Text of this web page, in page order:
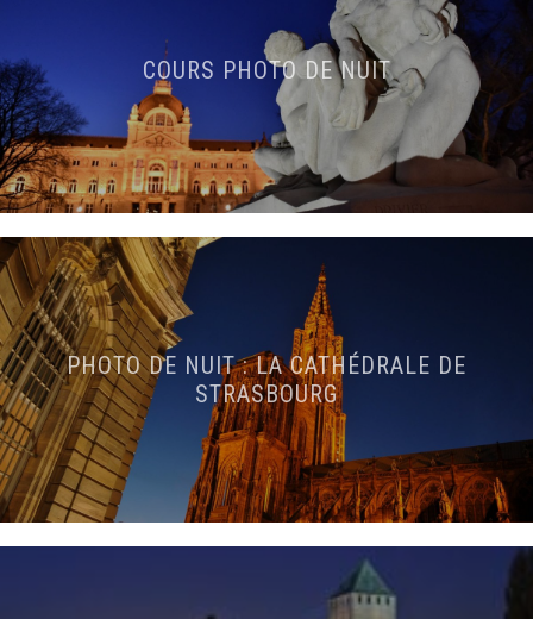
COURS PHOTO DE NUIT
PHOTO DE NUIT : LA CATHÉDRALE DE
STRASBOURG